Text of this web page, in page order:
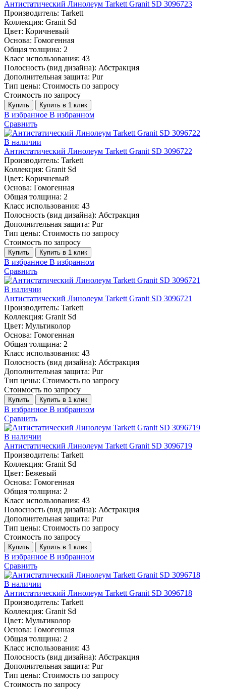
Антистатический Линолеум Tarkett Granit SD 3096723
Производитель: Tarkett
Коллекция: Granit Sd
Цвет: Коричневый
Основа: Гомогенная
Общая толщина: 2
Класс использования: 43
Полосность (вид дизайна): Абстракция
Дополнительная защита: Pur
Тип цены: Стоимость по запросу
Стоимость по запросу
Купить Купить в 1 клик
В избранное В избранном
Сравнить
В наличии
Антистатический Линолеум Tarkett Granit SD 3096722
Производитель: Tarkett
Коллекция: Granit Sd
Цвет: Коричневый
Основа: Гомогенная
Общая толщина: 2
Класс использования: 43
Полосность (вид дизайна): Абстракция
Дополнительная защита: Pur
Тип цены: Стоимость по запросу
Стоимость по запросу
Купить Купить в 1 клик
В избранное В избранном
Сравнить
В наличии
Антистатический Линолеум Tarkett Granit SD 3096721
Производитель: Tarkett
Коллекция: Granit Sd
Цвет: Мультиколор
Основа: Гомогенная
Общая толщина: 2
Класс использования: 43
Полосность (вид дизайна): Абстракция
Дополнительная защита: Pur
Тип цены: Стоимость по запросу
Стоимость по запросу
Купить Купить в 1 клик
В избранное В избранном
Сравнить
В наличии
Антистатический Линолеум Tarkett Granit SD 3096719
Производитель: Tarkett
Коллекция: Granit Sd
Цвет: Бежевый
Основа: Гомогенная
Общая толщина: 2
Класс использования: 43
Полосность (вид дизайна): Абстракция
Дополнительная защита: Pur
Тип цены: Стоимость по запросу
Стоимость по запросу
Купить Купить в 1 клик
В избранное В избранном
Сравнить
В наличии
Антистатический Линолеум Tarkett Granit SD 3096718
Производитель: Tarkett
Коллекция: Granit Sd
Цвет: Мультиколор
Основа: Гомогенная
Общая толщина: 2
Класс использования: 43
Полосность (вид дизайна): Абстракция
Дополнительная защита: Pur
Тип цены: Стоимость по запросу
Стоимость по запросу